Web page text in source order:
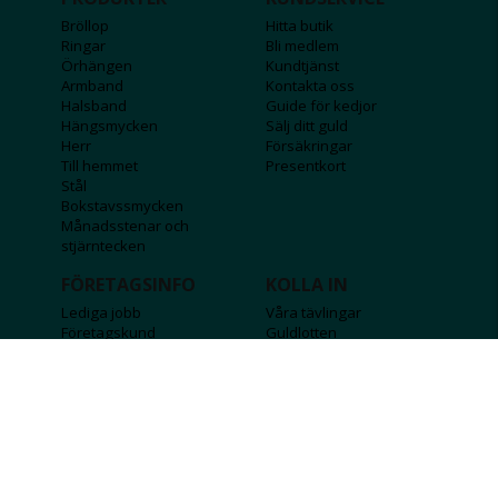
Bröllop
Ringar
Örhängen
Armband
Halsband
Hängsmycken
Herr
Till hemmet
Stål
Bokstavssmycken
Månadsstenar och
stjärntecken
Hitta butik
Bli medlem
Kundtjänst
Kontakta oss
Guide för kedjor
Sälj ditt guld
Försäkringar
Presentkort
FÖRETAGSINFO
Lediga jobb
Företagskund
KOLLA IN
Våra tävlingar
Guldlotten